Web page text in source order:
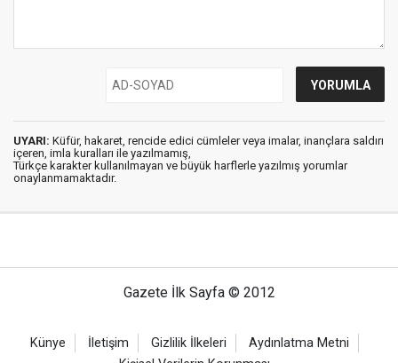
UYARI: Küfür, hakaret, rencide edici cümleler veya imalar, inançlara saldırı
içeren, imla kuralları ile yazılmamış,
Türkçe karakter kullanılmayan ve büyük harflerle yazılmış yorumlar
onaylanmamaktadır.
Gazete İlk Sayfa © 2012
Künye İletişim Gizlilik İlkeleri
Aydınlatma Metni